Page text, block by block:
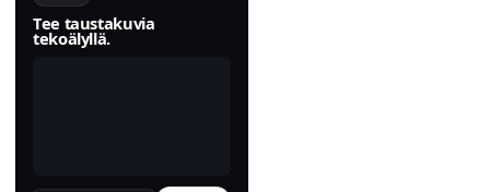
Tee taustakuvia
tekoälyllä.